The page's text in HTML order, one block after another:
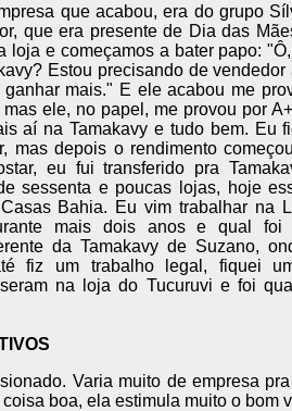
que acabou, era do grupo
que era presente de Dia das
loja e começamos a bater papo:
Estou precisando de
mais." E ele acabou me
ele, no papel, me provou por
aí na Tamakavy e tudo bem. Eu
mas depois o rendimento
eu fui transferido pra
sessenta e poucas lojas, hoje
Bahia. Eu vim trabalhar na
mais dois anos e qual foi
da Tamakavy de Suzano,
fiz um trabalho legal, fiquei
na loja do Tucuruvi e foi
Varia muito de empresa
boa, ela estimula muito o bom